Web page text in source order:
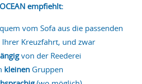
empfiehlt:
vom Sofa aus die passenden
Ihrer Kreuzfahrt, und zwar
von der Reederei
kleinen Gruppen